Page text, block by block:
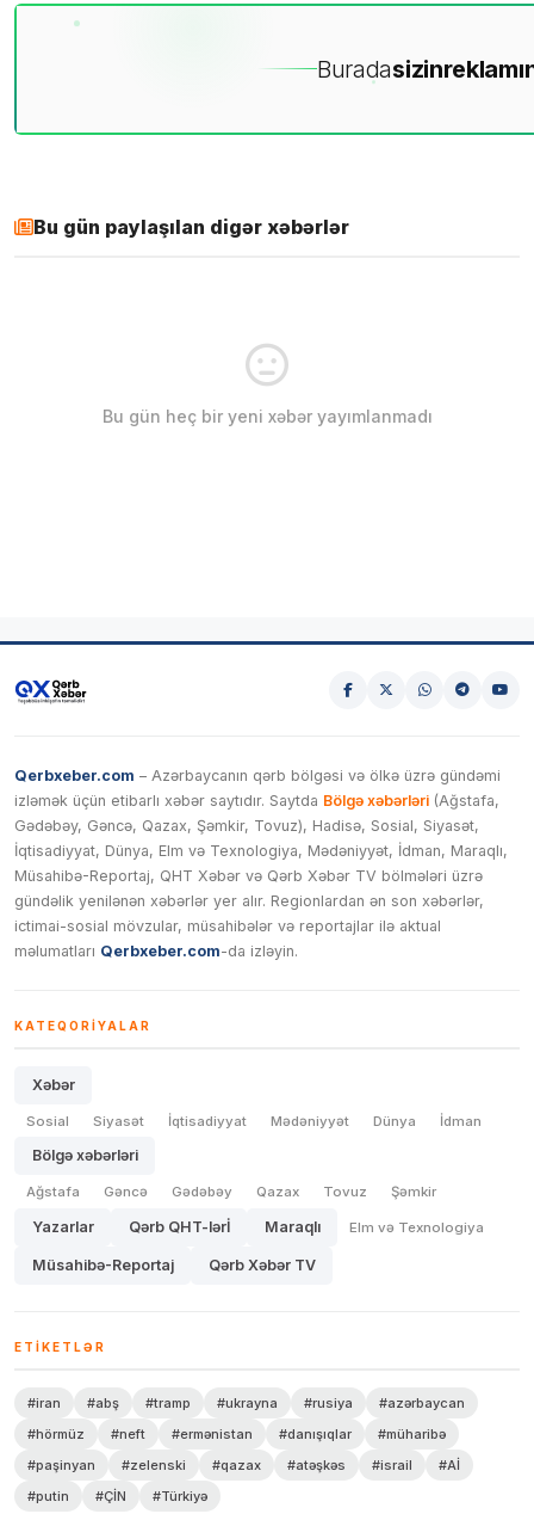
Buradasizin
Bu gün paylaşılan digər xəbərlər
Bu gün heç bir yeni xəbər yayımlanmadı
Qerbxeber.com – Azərbaycanın qərb bölgəsi və ölkə üzrə gündəmi
izləmək üçün etibarlı xəbər saytıdır. Saytda Bölgə xəbərləri (Ağstafa,
Gədəbəy, Gəncə, Qazax, Şəmkir, Tovuz), Hadisə, Sosial, Siyasət,
İqtisadiyyat, Dünya, Elm və Texnologiya, Mədəniyyət, İdman, Maraqlı,
Müsahibə-Reportaj, QHT Xəbər və Qərb Xəbər TV bölmələri üzrə
gündəlik yenilənən xəbərlər yer alır. Regionlardan ən son xəbərlər,
ictimai-sosial mövzular, müsahibələr və reportajlar ilə aktual
məlumatları Qerbxeber.com-da izləyin.
KATEQORIYALAR
Xəbər
Sosial Siyasət İqtisadiyyat Mədəniyyət Dünya İdman
Bölgə xəbərləri
Ağstafa Gəncə Gədəbəy Qazax Tovuz Şəmkir
Yazarlar Qərb QHT-lərİ Maraqlı Elm və Texnologiya
Müsahibə-Reportaj Qərb Xəbər TV
ETIKETLƏR
#iran #abş #tramp #ukrayna #rusiya
#azərbaycan
#hörmüz
#neft #ermənistan #danışıqlar
#müharibə
#paşinyan
#zelenski #qazax #atəşkəs #israil
#Aİ
#putin
#ÇİN #Türkiyə